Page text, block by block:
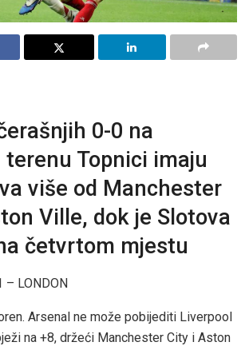
0-0 na
terenu Topnici imaju
više od Manchester
Ville, dok je Slotova
četvrtom mjestu
– LONDON
Arsenal ne može pobijediti Liverpool
na +8, držeći Manchester City i Aston